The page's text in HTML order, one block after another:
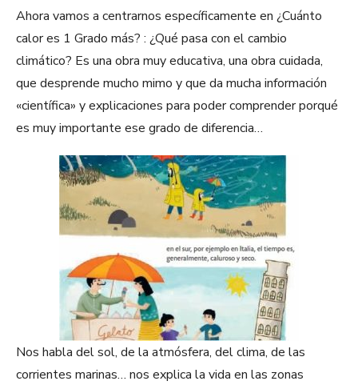
Ahora vamos a centrarnos específicamente en ¿Cuánto
calor es 1 Grado más? : ¿Qué pasa con el cambio
climático? Es una obra muy educativa, una obra cuidada,
que desprende mucho mimo y que da mucha información
«científica» y explicaciones para poder comprender porqué
es muy importante ese grado de diferencia…
Nos habla del sol, de la atmósfera, del clima, de las
corrientes marinas… nos explica la vida en las zonas